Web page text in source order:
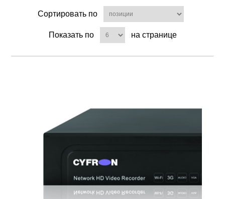
Сортировать по
Показать по на странице